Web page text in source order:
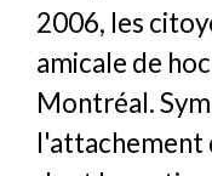
2006, les
amicale de
Montréal.
l'attachement